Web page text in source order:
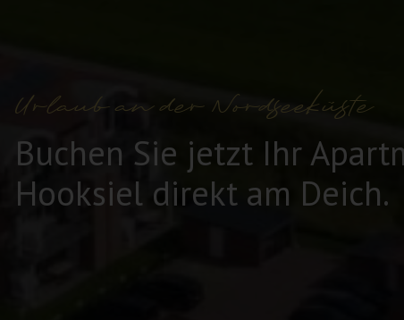
Urlaub an der Nordseeküste
Buchen Sie jetzt Ihr
Hooksiel direkt am Deich.